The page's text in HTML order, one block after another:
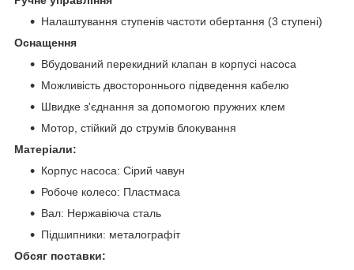
Налаштування ступенів частоти обертання (3 ступені)
Оснащення
Вбудований перекидний клапан в корпусі насоса
Можливість двостороннього підведення кабелю
Швидке з'єднання за допомогою пружних клем
Мотор, стійкий до струмів блокування
Матеріали:
Корпус насоса: Сірий чавун
Робоче колесо: Пластмаса
Вал: Нержавіюча сталь
Підшипники: металографіт
Обсяг поставки: